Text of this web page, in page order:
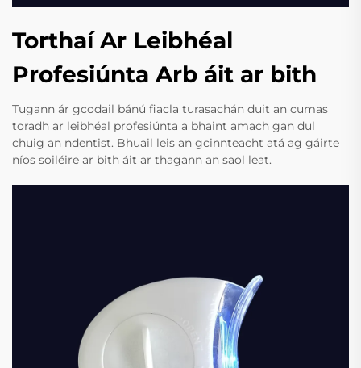
Torthaí Ar Leibhéal
Profesiúnta Arb áit ar bith
Tugann ár gcodail bánú fiacla turasachán duit an cumas
toradh ar leibhéal profesiúnta a bhaint amach gan dul
chuig an ndentist. Bhuail leis an gcinnteacht atá ag gáirte
níos soiléire ar bith áit ar thagann an saol leat.